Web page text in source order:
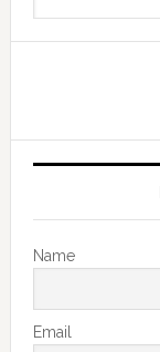
Name
Email